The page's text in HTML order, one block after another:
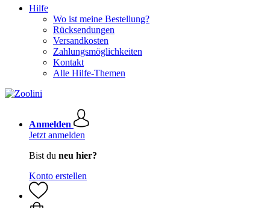
Hilfe
Wo ist meine Bestellung?
Rücksendungen
Versandkosten
Zahlungsmöglichkeiten
Kontakt
Alle Hilfe-Themen
Anmelden
Jetzt anmelden
Bist du neu hier?
Konto erstellen